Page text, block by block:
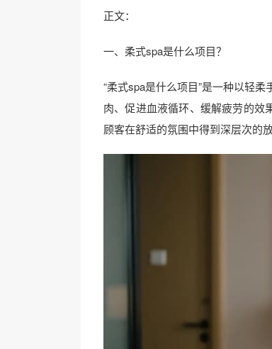
正文：
一、柔式spa是什么项目？
“柔式spa是什么项目”是一种以轻
肉、促进血液循环、缓解疲劳的效
顾客在舒适的氛围中得到深层次的放